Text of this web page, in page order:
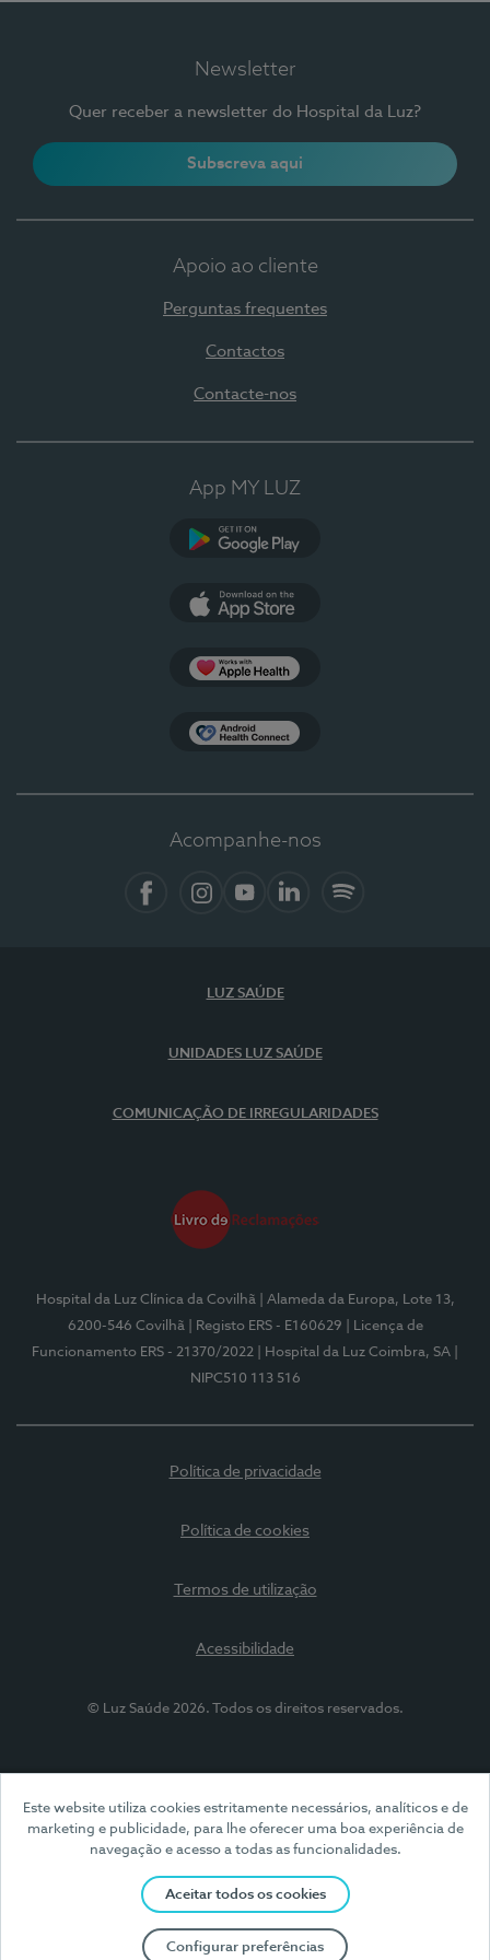
Este website utiliza cookies estritamente necessários, analíticos e de
marketing e publicidade, para lhe oferecer uma boa experiência de
navegação e acesso a todas as funcionalidades.
Aceitar todos os cookies
Configurar preferências
Newsletter
Quer receber a newsletter do Hospital da Luz?
Subscreva aqui
Apoio ao cliente
Perguntas frequentes
Contactos
Contacte-nos
App MY LUZ
Acompanhe-nos
LUZ SAÚDE
UNIDADES LUZ SAÚDE
COMUNICAÇÃO DE IRREGULARIDADES
Hospital da Luz Clínica da Covilhã
| Alameda da Europa, Lote 13,
6200-546 Covilhã
| Registo ERS - E160629
| Licença de
Funcionamento ERS - 21370/2022
| Hospital da Luz Coimbra, SA
NIPC510 113 516
Política de privacidade
Política de cookies
Termos de utilização
Acessibilidade
© Luz Saúde 2026. Todos os direitos reservados.